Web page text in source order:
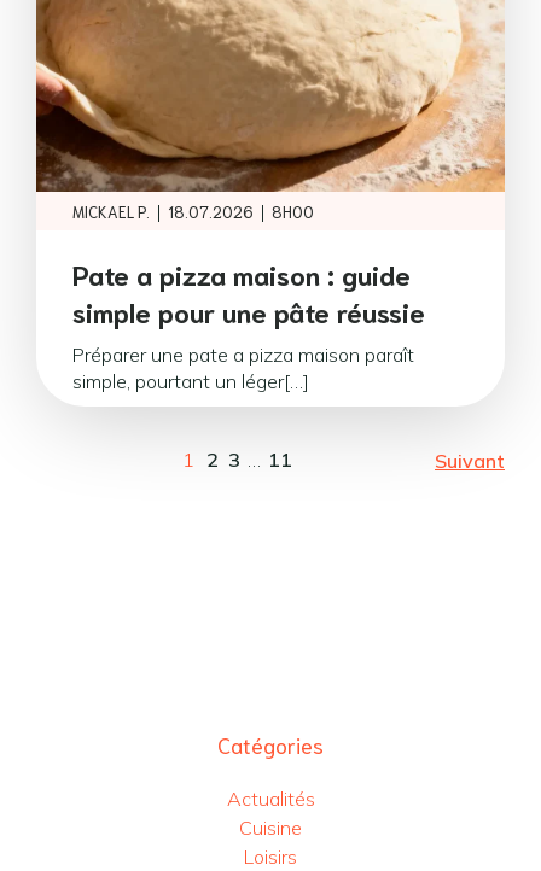
MICKAEL P. | 18.07.2026 | 8H00
Pate a pizza maison : guide
simple pour une pâte réussie
Préparer une pate a pizza maison paraît
simple, pourtant un léger[…]
1 2 3 … 11 Suivant
Catégories
Actualités
Cuisine
Loisirs